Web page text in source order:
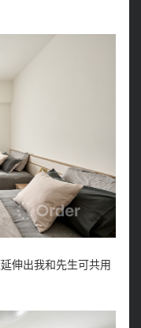
伸出我和先生可共用